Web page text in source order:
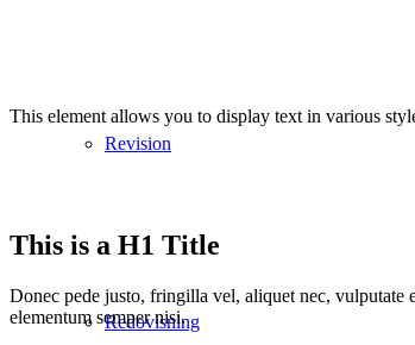
Revision
Redovisning
This element allows you to display text in various
This is a H1 Title
Donec pede justo, fringilla vel, aliquet nec, vulputate
elementum semper nisi.